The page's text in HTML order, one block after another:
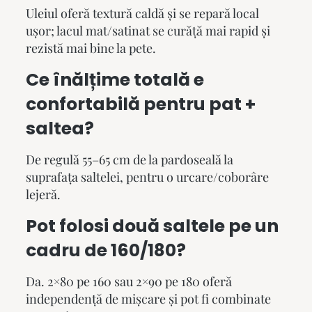
Uleiul oferă textură caldă și se repară local
ușor; lacul mat/satinat se curăță mai rapid și
rezistă mai bine la pete.
Ce înălțime totală e
confortabilă pentru pat +
saltea?
De regulă 55–65 cm de la pardoseală la
suprafața saltelei, pentru o urcare/coborâre
lejeră.
Pot folosi două saltele pe un
cadru de 160/180?
Da. 2×80 pe 160 sau 2×90 pe 180 oferă
independență de mișcare și pot fi combinate